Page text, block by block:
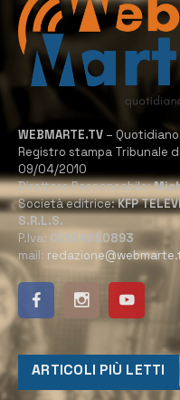
WEBMARTE.TV –
Registro stampa Tribunale
09/04/2010
Direttore Responsabile:
Società editrice:KFP
S.R.L.S.
P.Iva: 02184950893
mail:
ARTICOLI PIÙ LETTI